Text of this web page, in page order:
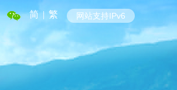
简 | 繁 网站支持IPv6